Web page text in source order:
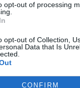
opt-out of processing
opt-out of Collection,
Data that Is
CONFIRM